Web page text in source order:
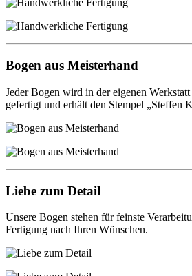
Bogen aus Meisterhand
Jeder Bogen wird in der eigenen
gefertigt und erhält den Stempel „Steffen
Liebe zum Detail
Unsere Bogen stehen für feinste
Fertigung nach Ihren Wünschen.